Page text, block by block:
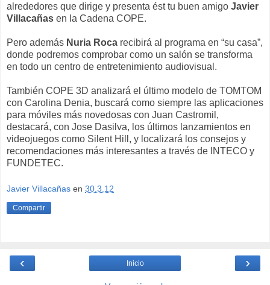
alrededores que dirige y presenta ést tu buen amigo Javier
Villacañas en la Cadena COPE.
Pero además Nuria Roca recibirá al programa en “su casa”,
donde podremos comprobar como un salón se transforma
en todo un centro de entretenimiento audiovisual.
También COPE 3D analizará el último modelo de TOMTOM
con Carolina Denia, buscará como siempre las aplicaciones
para móviles más novedosas con Juan Castromil,
destacará, con Jose Dasilva, los últimos lanzamientos en
videojuegos como Silent Hill, y localizará los consejos y
recomendaciones más interesantes a través de INTECO y
FUNDETEC.
Javier Villacañas en 30.3.12
Compartir
‹ ›
Inicio